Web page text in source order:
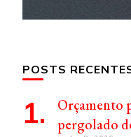
POSTS
Orçamento
pergolado